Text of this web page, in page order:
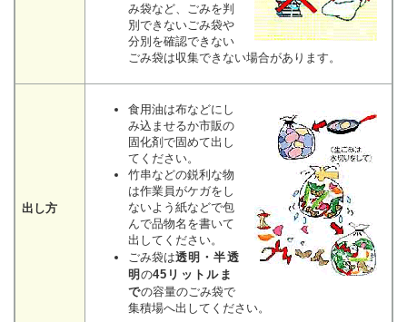
み袋など、ごみを判
別できないごみ袋や
分別を確認できない
ごみ袋は収集できない場合があります。
出し方
食用油は布などにし
み込ませるか市販の
固化剤で固めて出し
てください。
竹串などの鋭利な物
は作業員がケガをし
ないよう紙などで包
んで品物名を書いて
出してください。
ごみ袋は透明・半透
明の45リットルま
での容量のごみ袋で
集積場へ出してください。